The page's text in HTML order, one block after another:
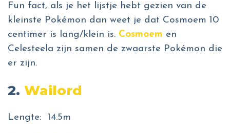
Fun fact, als je het lijstje hebt gezien van de
kleinste Pokémon dan weet je dat Cosmoem 10
centimer is lang/klein is. Cosmoem en
Celesteela zijn samen de zwaarste Pokémon die
er zijn.
2. Wailord
Lengte: 14.5m